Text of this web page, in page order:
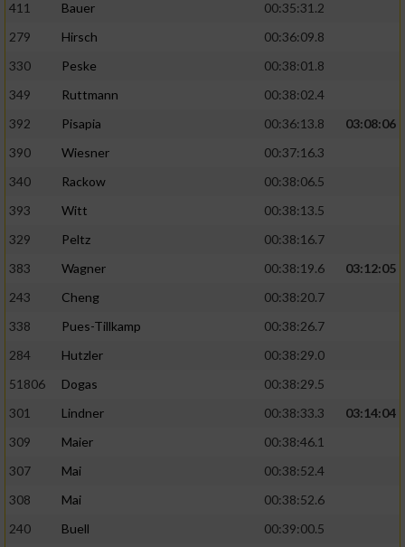
411
Bauer
00:35:31.2
279
Hirsch
00:36:09.8
330
Peske
00:38:01.8
349
Ruttmann
00:38:02.4
392
Pisapia 00:36:13.8
03:08:06
390
Wiesner
00:37:16.3
340
Rackow
00:38:06.5
393
Witt
00:38:13.5
329
Peltz
00:38:16.7
383
Wagner 00:38:19.6
03:12:05
243
Cheng
00:38:20.7
338
Pues-Tillkamp
00:38:26.7
284
Hutzler
00:38:29.0
51806
Dogas
00:38:29.5
301
Lindner 00:38:33.3
03:14:04
309
Maier
00:38:46.1
307
Mai
00:38:52.4
308
Mai
00:38:52.6
240
Buell 00:39:00.5